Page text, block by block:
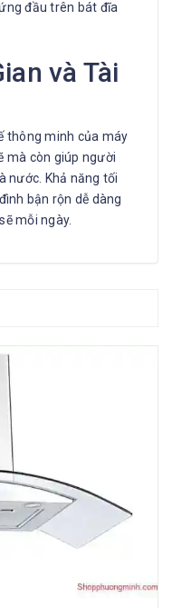
đầu trên bát đĩa
và Tài
thông minh của máy
mà còn giúp người
nước. Khả năng tối
bận rộn dễ dàng
mỗi ngày.